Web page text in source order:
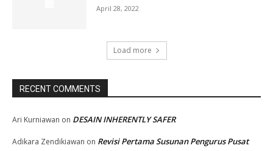
April 28, 2022
Load more
RECENT COMMENTS
Ari Kurniawan on DESAIN INHERENTLY SAFER
Adikara Zendikiawan on Revisi Pertama Susunan Pengurus Pusat